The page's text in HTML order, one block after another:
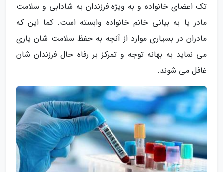
تک اعضای خانواده و به ویژه فرزندان به شادابی و سلامت
مادر یا به بیانی خانم خانواده وابسته است. کما این که
مادران در بسیاری موارد از آنچه به حفظ سلامت شان یاری
می نماید به بهانه توجه و تمرکز بر رفاه حال فرزندان شان
غافل می شوند.